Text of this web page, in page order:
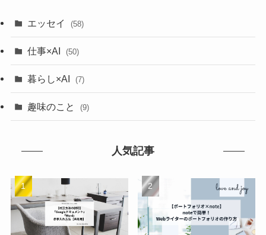
エッセイ (58)
仕事×AI (50)
暮らし×AI (7)
趣味のこと (9)
人気記事